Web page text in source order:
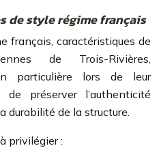
de style régime français
français, caractéristiques de
de Trois-Rivières,
particulière lors de leur
de préserver l’authenticité
durabilité de la structure.
privilégier :